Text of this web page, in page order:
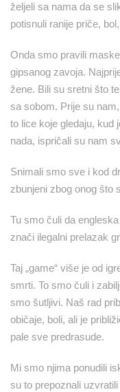
željeli sa nama da se
potisnuli ranije priče,
Onda smo pravili
gipsanog zavoja.
žene. Bili su sretni što
sa sobom. Prije su
to lice koje gledaju, kud
nada, ispričali su nam
Snimali smo sve i kod
zbunjeni zbog onog što
Tu smo čuli da
znači ilegalni prelazak
Taj „game“ više je od
smrti. To smo čuli i
smo šutljivi. Naš rad
običaje, boli, ali je
pale sve predrasude.
Mi smo njima ponudili
su to prepoznali